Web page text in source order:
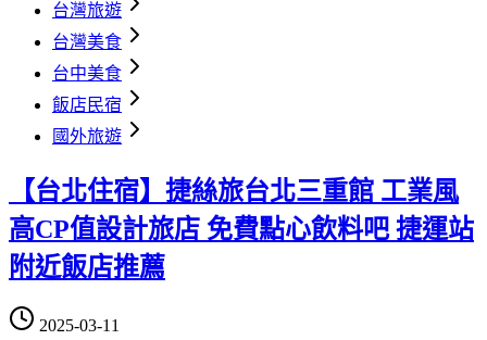
台灣旅遊
台灣美食
台中美食
飯店民宿
國外旅遊
【台北住宿】捷絲旅台北三重館 工業風
高CP值設計旅店 免費點心飲料吧 捷運站
附近飯店推薦
2025-03-11